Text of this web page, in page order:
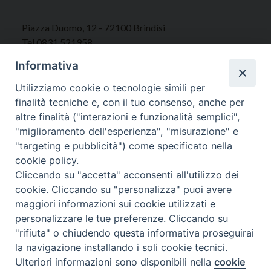
Piazza Duomo, 12 - 72100 Brindisi
Tel 0831.521958
Orari Curia
Mar. / Mer. / Giov. ore 9 - 13
nei mesi estivi solo Martedì ore 9 - 13
WebMail
Copyright © Arcidiocesi di Brindisi – Ostuni
Preferenze Cookie
Informativa
Utilizziamo cookie o tecnologie simili per
finalità tecniche e, con il tuo consenso, anche per
altre finalità ("interazioni e funzionalità semplici",
"miglioramento dell'esperienza", "misurazione" e
"targeting e pubblicità") come specificato nella
cookie policy.
Cliccando su "accetta" acconsenti all'utilizzo dei
cookie. Cliccando su "personalizza" puoi avere
maggiori informazioni sui cookie utilizzati e
personalizzare le tue preferenze. Cliccando su
"rifiuta" o chiudendo questa informativa proseguirai
la navigazione installando i soli cookie tecnici.
Ulteriori informazioni sono disponibili nellacookie